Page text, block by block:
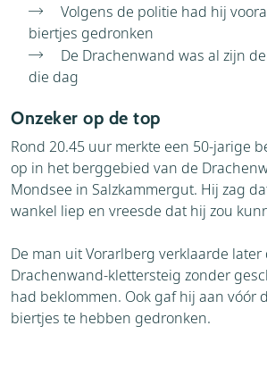
Volgens de politie had hij
biertjes gedronken
De Drachenwand was al zijn
die dag
Onzeker op de top
Rond 20.45 uur merkte een 50-jarige
op in het berggebied van de
Mondsee in Salzkammergut. Hij zag
wankel liep en vreesde dat hij zou
De man uit Vorarlberg verklaarde later
Drachenwand-klettersteig zonder
had beklommen. Ook gaf hij aan vóór
biertjes te hebben gedronken.